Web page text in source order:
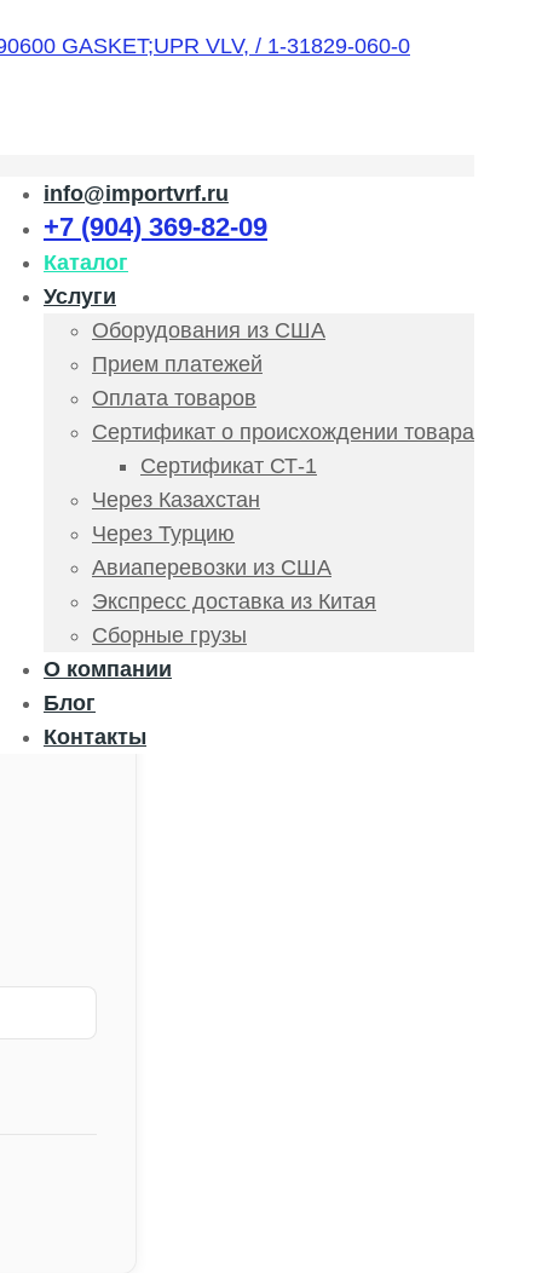
info@importvrf.ru
+7 (904) 369-82-09
Каталог
Услуги
Оборудования из США
Прием платежей
Оплата товаров
Сертификат о происхождении товара
Сертификат СТ-1
Через Казахстан
Через Турцию
Авиаперевозки из США
Экспресс доставка из Китая
Сборные грузы
О компании
Блог
Контакты